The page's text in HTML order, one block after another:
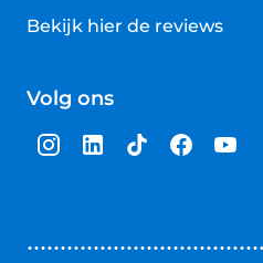
Bekijk hier de reviews
van
sterren
Volg ons